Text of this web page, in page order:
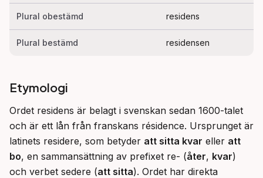
Plural obestämd residens
Plural bestämd residensen
Etymologi
Ordet residens är belagt i svenskan sedan 1600-talet
och är ett lån från franskans résidence. Ursprunget är
latinets residere, som betyder att sitta kvar eller att
bo, en sammansättning av prefixet re- (åter, kvar)
och verbet sedere (att sitta). Ordet har direkta